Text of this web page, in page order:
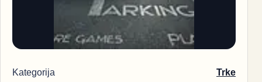
Kategorija Trke